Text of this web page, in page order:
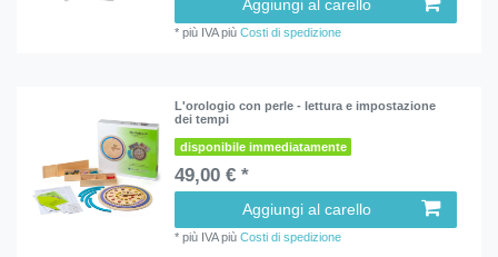
Aggiungi al carello
*più IVApiùCosti di spedizione
L'orologio con perle - lettura e impostazione
dei tempi
disponibile immediatamente
49,00 € *
Aggiungi al carello
*più IVApiùCosti di spedizione